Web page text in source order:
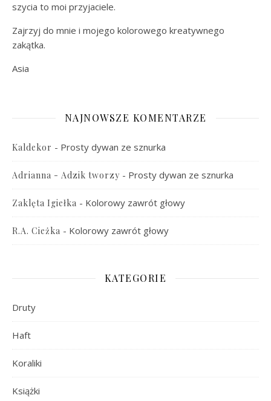
szycia to moi przyjaciele.
Zajrzyj do mnie i mojego kolorowego kreatywnego
zakątka.
Asia
NAJNOWSZE KOMENTARZE
Kaldekor - Prosty dywan ze sznurka
Adrianna - Adzik tworzy - Prosty dywan ze sznurka
Zaklęta Igiełka - Kolorowy zawrót głowy
R.A. Cieżka - Kolorowy zawrót głowy
KATEGORIE
Druty
Haft
Koraliki
Książki